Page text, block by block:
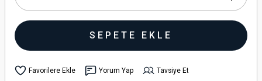
SEPETE EKLE
Yorum Yap
Tavsiye Et